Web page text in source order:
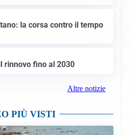
la corsa contro il tempo
rinnovo fino al 2030
Altre notizie
PIÙ VISTI